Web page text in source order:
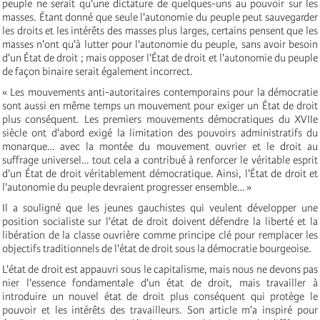
peuple ne serait qu'une dictature de quelques-uns au pouvoir sur les
masses. Étant donné que seule l'autonomie du peuple peut sauvegarder
les droits et les intérêts des masses plus larges, certains pensent que les
masses n'ont qu'à lutter pour l'autonomie du peuple, sans avoir besoin
d'un État de droit ; mais opposer l'État de droit et l'autonomie du peuple
de façon binaire serait également incorrect.
« Les mouvements anti-autoritaires contemporains pour la démocratie
sont aussi en même temps un mouvement pour exiger un État de droit
plus conséquent. Les premiers mouvements démocratiques du XVIIe
siècle ont d'abord exigé la limitation des pouvoirs administratifs du
monarque… avec la montée du mouvement ouvrier et le droit au
suffrage universel… tout cela a contribué à renforcer le véritable esprit
d'un État de droit véritablement démocratique. Ainsi, l'État de droit et
l'autonomie du peuple devraient progresser ensemble… »
Il a souligné que les jeunes gauchistes qui veulent développer une
position socialiste sur l'état de droit doivent défendre la liberté et la
libération de la classe ouvrière comme principe clé pour remplacer les
objectifs traditionnels de l'état de droit sous la démocratie bourgeoise.
L'état de droit est appauvri sous le capitalisme, mais nous ne devons pas
nier l'essence fondamentale d'un état de droit, mais travailler à
introduire un nouvel état de droit plus conséquent qui protège le
pouvoir et les intérêts des travailleurs. Son article m'a inspiré pour